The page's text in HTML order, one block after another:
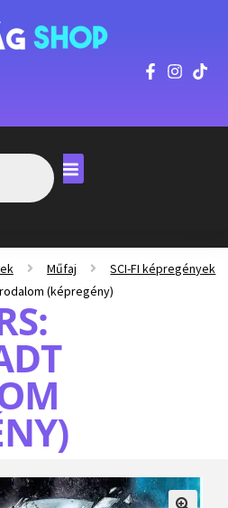
Műfaj
SCI-FI képregények
(képregény)